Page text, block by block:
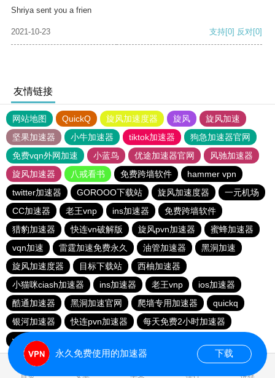
Shriya sent you a frien
2021-10-23 支持[0] 反对[0]
友情链接
网站地图 QuickQ 旋风加速度器 旋风
旋风加速
坚果加速器
小牛加速器 tiktok加速器
狗急加速器官网
免费vqn外网加速
小蓝鸟 优途加速器官网
风驰加速器
旋风加速器
八戒看书 免费跨墙软件
hammer vpn
twitter加速器
GOROOO下载站 旋风加速度器
一元机场
CC加速器
老王vnp ins加速器
免费跨墙软件
猎豹加速器
快连vn破解版 旋风pvn加速器
蜜蜂加速器
vqn加速
雷霆加速免费永久 油管加速器
黑洞加速
旋风加速度器
目标下载站
西柚加速器
小猫咪ciash加速器
ins加速器 老王vnp
ios加速器
酷通加速器
黑洞加速官网 爬墙专用加速器
quickq
银河加速器
快连pvn加速器
每天免费2小时加速器
vp免费加速
首页 安卓 苹果 排行 推荐
永久免费使用的加速器 下载
0.203313s